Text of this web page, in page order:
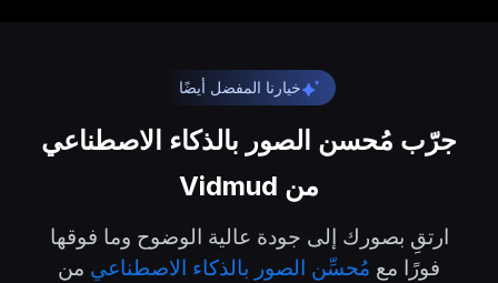
خيارنا المفضل أيضًا
جرّب مُحسن الصور بالذكاء الاصطناعي
من Vidmud
ارتقِ بصورك إلى جودة عالية الوضوح وما فوقها
فورًا مع مُحسِّن الصور بالذكاء الاصطناعي من